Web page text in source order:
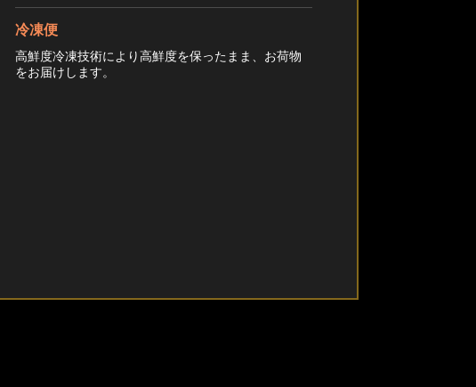
冷凍便
高鮮度冷凍技術により高鮮度を保ったまま、お荷物
をお届けします。